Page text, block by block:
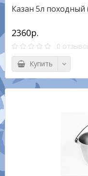
Казан 5л
2360р.
0
Купить